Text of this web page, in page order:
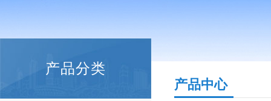
产品分类
产品中心